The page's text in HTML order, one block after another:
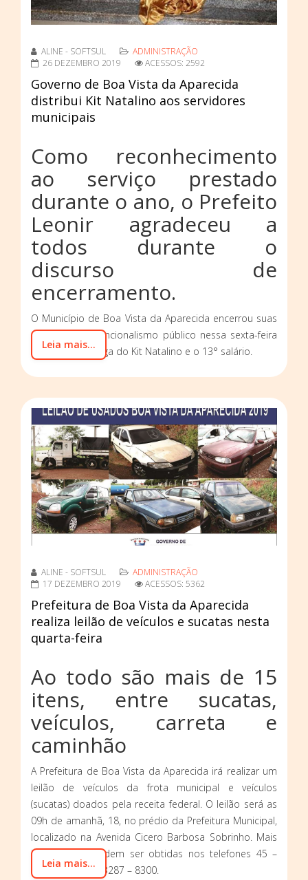
ALINE - SOFTSUL
ADMINISTRAÇÃO
26 DEZEMBRO 2019
ACESSOS: 2592
Governo de Boa Vista da Aparecida
distribui Kit Natalino aos servidores
municipais
Como reconhecimento
ao serviço prestado
durante o ano, o Prefeito
Leonir agradeceu a
todos durante o
discurso de
encerramento.
O Município de Boa Vista da Aparecida encerrou suas
atividades no funcionalismo público nessa sexta-feira
(20) com a entrega do Kit Natalino e o 13° salário.
Leia mais...
ALINE - SOFTSUL
ADMINISTRAÇÃO
17 DEZEMBRO 2019
ACESSOS: 5362
Prefeitura de Boa Vista da Aparecida
realiza leilão de veículos e sucatas nesta
quarta-feira
Ao todo são mais de 15
itens, entre sucatas,
veículos, carreta e
caminhão
A Prefeitura de Boa Vista da Aparecida irá realizar um
leilão de veículos da frota municipal e veículos
(sucatas) doados pela receita federal. O leilão será as
09h de amanhã, 18, no prédio da Prefeitura Municipal,
localizado na Avenida Cicero Barbosa Sobrinho. Mais
informações podem ser obtidas nos telefones 45 –
3287 – 8339 ou 3287 – 8300.
Leia mais...